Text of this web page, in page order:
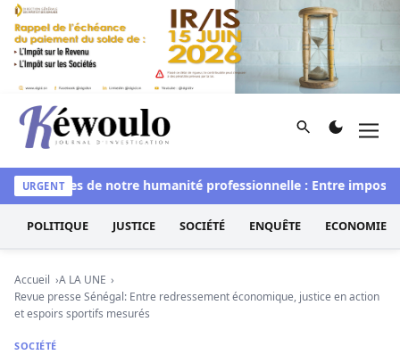
Aller au contenu
Kéwoulo, le premier site d'information et d'investigation
Rechercher
URGENTde notre humanité professionnelle : Entre imposture et
POLITIQUE JUSTICE SOCIÉTÉ ENQUÊTE ECONOMIE
Accueil
A LA UNE
Revue presse Sénégal: Entre redressement économique, justice en action
et espoirs sportifs mesurés
SOCIÉTÉ